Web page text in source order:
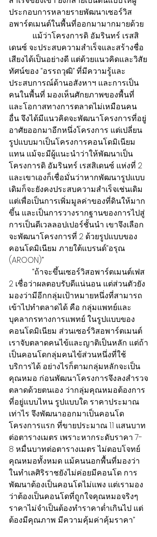
ประกอบการหลายรายพัฒนาเซอร์วิส
อพาร์ตเมนต์ในพื้นที่ออกมามากมายด้วย
แม้ว่าโครงการดิ อัมรินทร์ เรสสิ
เดนซ์ จะประสบความสำเร็จและสร้างชื่อ
เสียงได้เป็นอย่างดี แต่ด้วยแนวคิดและวิสัย
ทัศน์ของ “อรรถวุฒิ” ที่มีความรู้และ
ประสบการณ์ด้านอสังหาฯ และการเป็น
คนในพื้นที่ มองเห็นศักยภาพของพื้นที่
และโอกาสทางการตลาดไม่เหมือนคน
อื่น จึงได้มีแนวคิดจะพัฒนาโครงการที่อยู่
อาศัยออกมาอีกหนึ่งโครงการ แต่เปลี่ยน
รูปแบบมาเป็นโครงการคอนโดมิเนียม
แทน แม้จะมีผู้แนะนำว่าให้พัฒนาเป็น
โครงการดิ อัมรินทร์ เรสสิเดนซ์ แห่งที่ 2
และเขาเองก็เชื่อมั่นว่าหากพัฒนารูปแบบ
เดิมก็จะยังคงประสบความสำเร็จเช่นเดิม
แต่เพื่อเป็นการเพิ่มมูลค่าของที่ดินให้มาก
ขึ้น และเป็นการวางรากฐานของการไปสู่
การเป็นดีเวลลอปเปอร์ชั้นนำ เขาจึงเลือก
จะพัฒนาโครงการที่ 2 ด้วยรูปแบบของ
คอนโดมิเนียม ภายใต้แบรนด์“อรุณ
(AROON)”
“ถ้าจะขึ้นเซอร์วิสอพาร์ตเมนต์เฟส
2 เชื่อว่าผลตอบรับดีแน่นอน แต่ส่วนตัวยัง
มองว่ามีอีกกลุ่มเป้าหมายหนึ่งที่สามารถ
เข้าไปทำตลาดได้ คือ กลุ่มแพทย์และ
บุคลากรทางการแพทย์ ในรูปแบบของ
คอนโดมิเนียม ส่วนเซอร์วิสอพาร์ตเมนต์
เราจับตลาดคนไข้และญาติเป็นหลัก แต่ถ้า
เป็นคอนโดกลุ่มคนไข้ส่วนหนึ่งที่ใช้
บริการได้ อย่างไรก็ตามกลุ่มหลักจะเป็น
คุณหมอ ก่อนพัฒนาโครงการจึงลงสำรวจ
ตลาดด้วยตนเอง ว่ากลุ่มคุณหมอต้องการ
ที่อยู่แบบไหน รูปแบบใด ราคาประมาณ
เท่าไร จึงพัฒนาออกมาเป็นคอนโด
โครงการแรก ที่ขายประมาณ 1.1 แสนบาท
ต่อตารางเมตร เพราะหากระดับราคา 7-
8 หมื่นบาทต่อตารางเมตร ไม่ตอบโจทย์
คุณหมอทั้งหมด แม้คนนอกพื้นที่มองว่า
ในทำเลศิริราชยังไม่ค่อยมีคอนโด การ
พัฒนาต้องเป็นคอนโดไม่แพง แต่เรามอง
ว่าต้องเป็นคอนโดที่ถูกใจคุณหมอจริงๆ
ราคาไม่จำเป็นต้องทำราคาต่ำเกินไป แต่
ต้องมีคุณภาพ มีความคุ้มค่าคุ้มราคา”